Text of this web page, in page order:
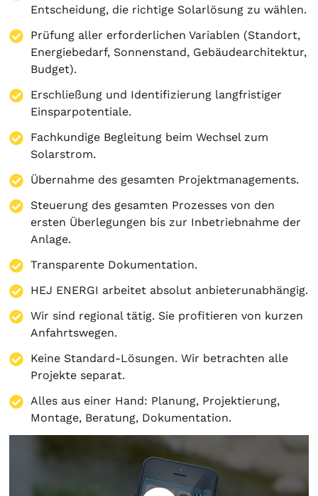
Entscheidung, die richtige Solarlösung zu wählen.
Prüfung aller erforderlichen Variablen (Standort,
Energiebedarf, Sonnenstand, Gebäudearchitektur,
Budget).
Erschließung und Identifizierung langfristiger
Einsparpotentiale.
Fachkundige Begleitung beim Wechsel zum
Solarstrom.
Übernahme des gesamten Projektmanagements.
Steuerung des gesamten Prozesses von den
ersten Überlegungen bis zur Inbetriebnahme der
Anlage.
Transparente Dokumentation.
HEJ ENERGI arbeitet absolut anbieterunabhängig.
Wir sind regional tätig. Sie profitieren von kurzen
Anfahrtswegen.
Keine Standard-Lösungen. Wir betrachten alle
Projekte separat.
Alles aus einer Hand: Planung, Projektierung,
Montage, Beratung, Dokumentation.